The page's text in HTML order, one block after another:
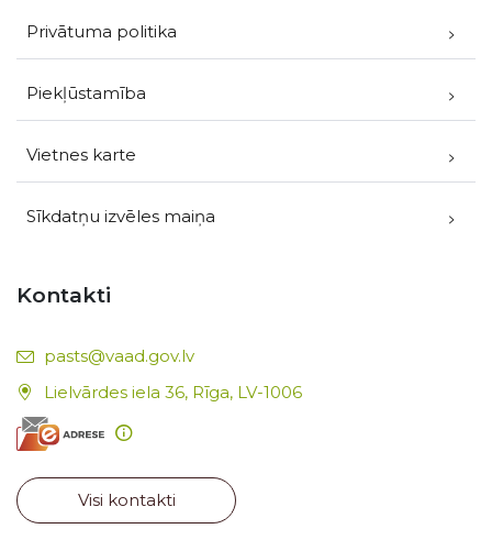
Privātuma politika
Piekļūstamība
Vietnes karte
Sīkdatņu izvēles maiņa
Kontakti
E-pasts:
pasts@vaad.gov.lv
Lielvārdes iela 36, Rīga, LV-1006
Visi kontakti